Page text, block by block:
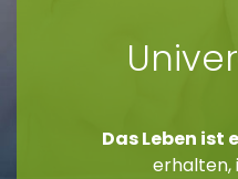
Das Leben ist
erhalten,